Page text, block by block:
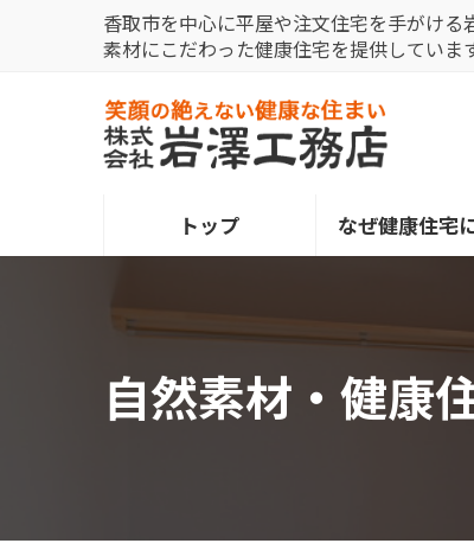
キ
に
香取市を中心に平屋や注文住宅を手がけ
素材にこだわった健康住宅を提供していま
トップ なぜ健康住宅
自然素材・健康